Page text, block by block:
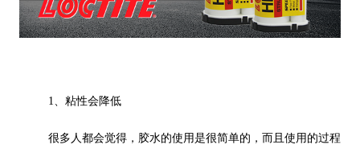
1、粘性会降低
很多人都会觉得，胶水的使用是很简单的，而且使用的过程